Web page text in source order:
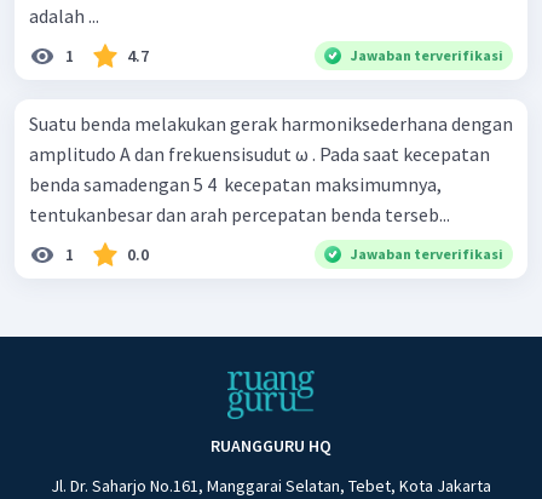
adalah ...
1 4.7 Jawaban terverifikasi
Suatu benda melakukan gerak harmoniksederhana dengan
amplitudo A dan frekuensisudut ω . Pada saat kecepatan
benda samadengan 5 4 ​ kecepatan maksimumnya,
tentukanbesar dan arah percepatan benda terseb...
1 0.0 Jawaban terverifikasi
RUANGGURU HQ
Jl. Dr. Saharjo No.161, Manggarai Selatan, Tebet, Kota Jakarta